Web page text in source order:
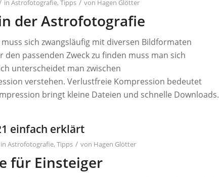
inAstrofotografie,Tipps / von Hagen Glötter
der Astrofotografie
sich zwangsläufig mit diversen Bildformaten
passenden Zweck zu finden muss man sich
unterscheidet man zwischen
verstehen. Verlustfreie Kompression bedeutet
bringt kleine Dateien und schnelle Downloads.
einfach erklärt
inAstrofotografie,Tipps / von Hagen Glötter
für Einsteiger